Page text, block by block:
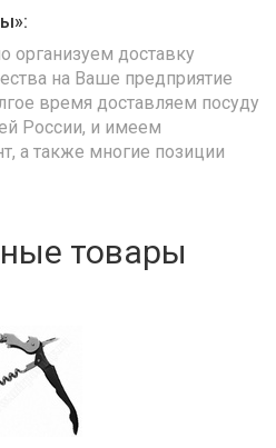
организуем доставку
на Ваше предприятие
время доставляем посуду
России, и имеем
а также многие позиции
товары